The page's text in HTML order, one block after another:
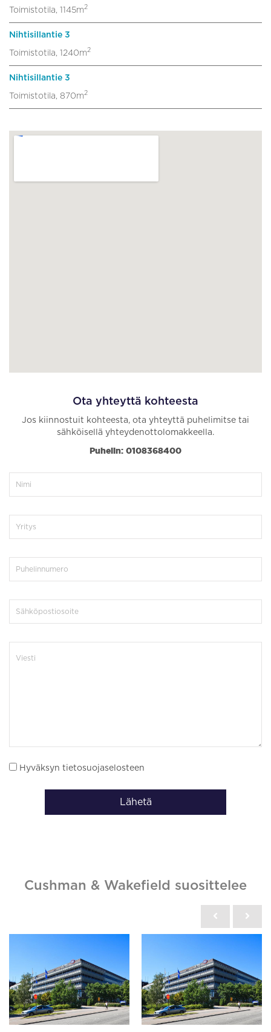
Toimistotila, 1145m2
Nihtisillantie 3
Toimistotila, 1240m2
Nihtisillantie 3
Toimistotila, 870m2
Ota yhteyttä kohteesta
Jos kiinnostuit kohteesta, ota yhteyttä puhelimitse tai
sähköisellä yhteydenottolomakkeella.
Puhelin: 0108368400
Hyväksyn tietosuojaselosteen
Lähetä
Cushman & Wakefield suosittelee